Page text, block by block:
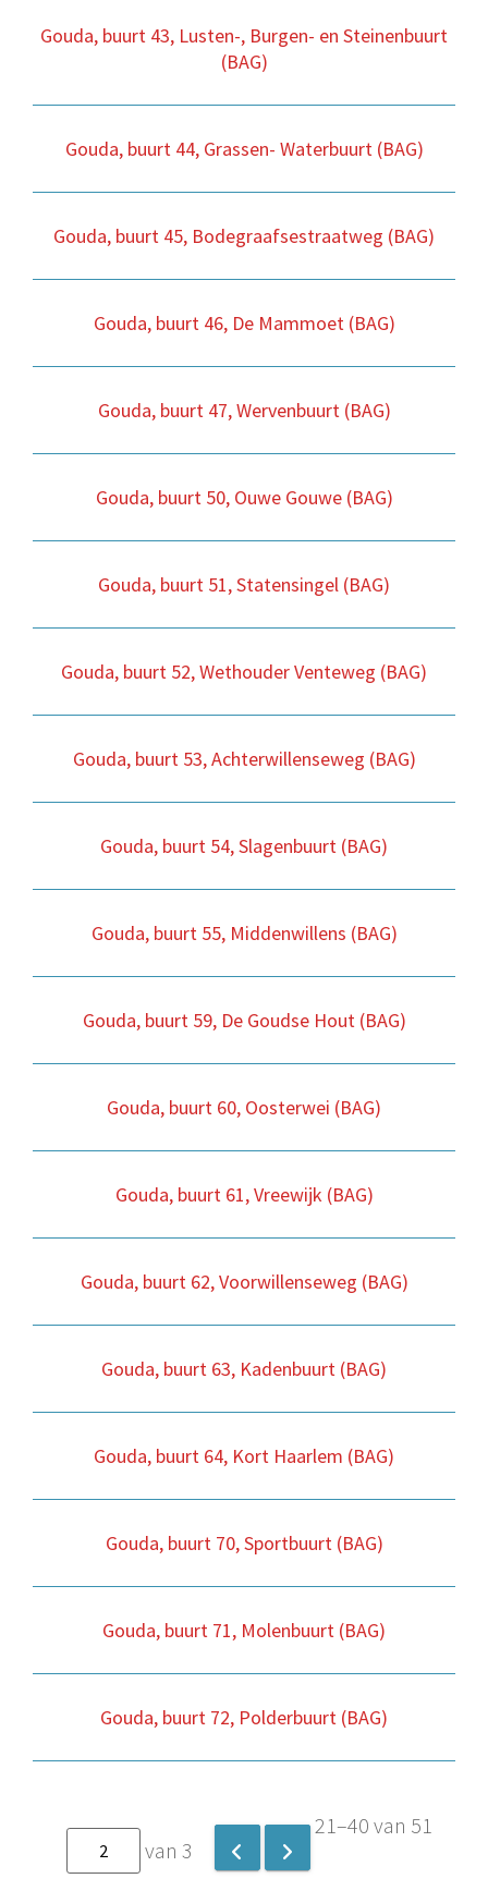
Gouda, buurt 43, Lusten-, Burgen- en Steinenbuurt
(BAG)
Gouda, buurt 44, Grassen- Waterbuurt (BAG)
Gouda, buurt 45, Bodegraafsestraatweg (BAG)
Gouda, buurt 46, De Mammoet (BAG)
Gouda, buurt 47, Wervenbuurt (BAG)
Gouda, buurt 50, Ouwe Gouwe (BAG)
Gouda, buurt 51, Statensingel (BAG)
Gouda, buurt 52, Wethouder Venteweg (BAG)
Gouda, buurt 53, Achterwillenseweg (BAG)
Gouda, buurt 54, Slagenbuurt (BAG)
Gouda, buurt 55, Middenwillens (BAG)
Gouda, buurt 59, De Goudse Hout (BAG)
Gouda, buurt 60, Oosterwei (BAG)
Gouda, buurt 61, Vreewijk (BAG)
Gouda, buurt 62, Voorwillenseweg (BAG)
Gouda, buurt 63, Kadenbuurt (BAG)
Gouda, buurt 64, Kort Haarlem (BAG)
Gouda, buurt 70, Sportbuurt (BAG)
Gouda, buurt 71, Molenbuurt (BAG)
Gouda, buurt 72, Polderbuurt (BAG)
van 3
21–40 van 51